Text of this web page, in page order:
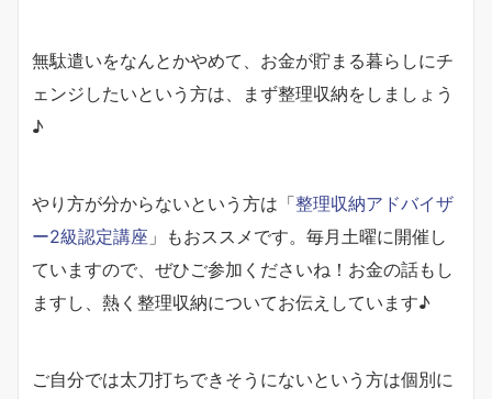
無駄遣いをなんとかやめて、お金が貯まる暮らしにチ
ェンジしたいという方は、まず整理収納をしましょう
♪
やり方が分からないという方は「整理収納アドバイザ
ー2級認定講座 」もおススメです。毎月土曜に開催し
ていますので、ぜひご参加くださいね！お金の話もし
ますし、熱く整理収納についてお伝えしています♪
ご自分では太刀打ちできそうにないという方は個別に